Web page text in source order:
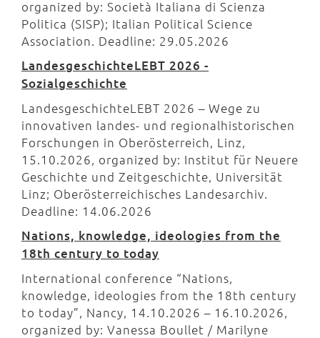
organized by: Società Italiana di Scienza
Politica (SISP); Italian Political Science
Association. Deadline: 29.05.2026
LandesgeschichteLEBT 2026 -
Sozialgeschichte
LandesgeschichteLEBT 2026 – Wege zu
innovativen landes- und regionalhistorischen
Forschungen in Oberösterreich, Linz,
15.10.2026, organized by: Institut für Neuere
Geschichte und Zeitgeschichte, Universität
Linz; Oberösterreichisches Landesarchiv.
Deadline: 14.06.2026
Nations, knowledge, ideologies from the
18th century to today
International conference “Nations,
knowledge, ideologies from the 18th century
to today”, Nancy, 14.10.2026 – 16.10.2026,
organized by: Vanessa Boullet / Marilyne